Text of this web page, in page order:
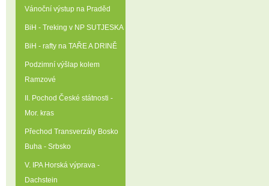
Vánoční výstup na Praděd
BiH - Treking v NP SUTJESKA
BiH - rafty na TAŘE A DRINĚ
Podzimní výšlap kolem
Ramzové
II. Pochod České státnosti -
Mor. kras
Přechod Transverzály Bosko
Buha - Srbsko
V. IPA Horská výprava -
Dachstein